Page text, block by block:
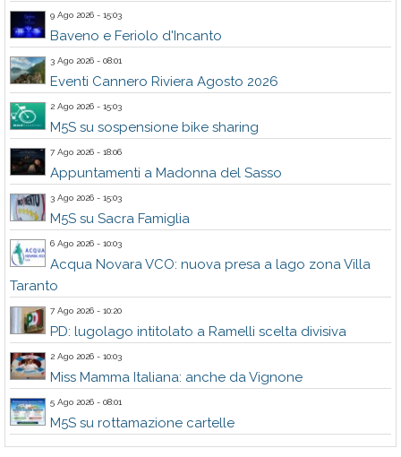
9 Ago 2026 - 15:03
Baveno e Feriolo d'Incanto
3 Ago 2026 - 08:01
Eventi Cannero Riviera Agosto 2026
2 Ago 2026 - 15:03
M5S su sospensione bike sharing
7 Ago 2026 - 18:06
Appuntamenti a Madonna del Sasso
3 Ago 2026 - 15:03
M5S su Sacra Famiglia
6 Ago 2026 - 10:03
Acqua Novara VCO: nuova presa a lago zona Villa
Taranto
7 Ago 2026 - 10:20
PD: lugolago intitolato a Ramelli scelta divisiva
2 Ago 2026 - 10:03
Miss Mamma Italiana: anche da Vignone
5 Ago 2026 - 08:01
M5S su rottamazione cartelle